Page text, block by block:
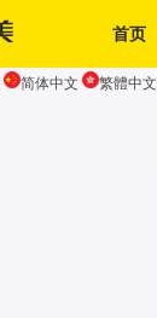
首页
简体中文 繁體中文